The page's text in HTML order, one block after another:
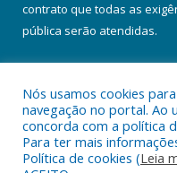
contrato que todas as
pública serão atendidas.
Todos os direitos
Nós usamos cookies
navegação no portal. Ao
concorda com a política
Para ter mais
Política de cookies (Leia